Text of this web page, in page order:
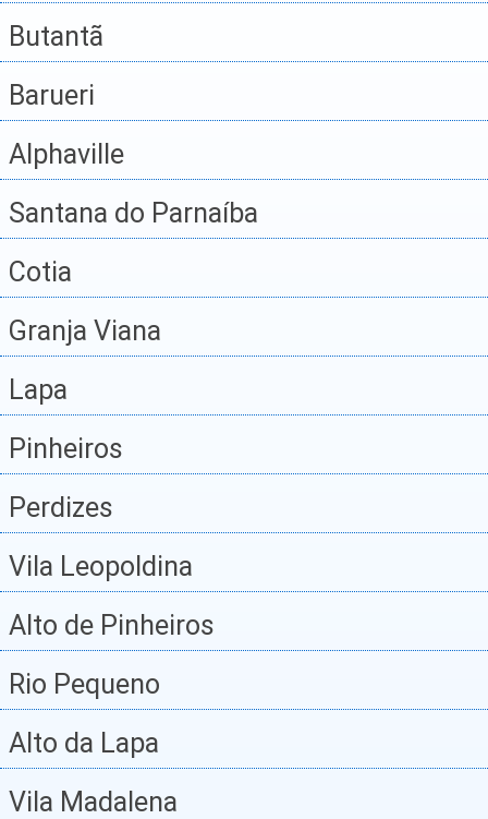
Butantã
Barueri
Alphaville
Santana do Parnaíba
Cotia
Granja Viana
Lapa
Pinheiros
Perdizes
Vila Leopoldina
Alto de Pinheiros
Rio Pequeno
Alto da Lapa
Vila Madalena